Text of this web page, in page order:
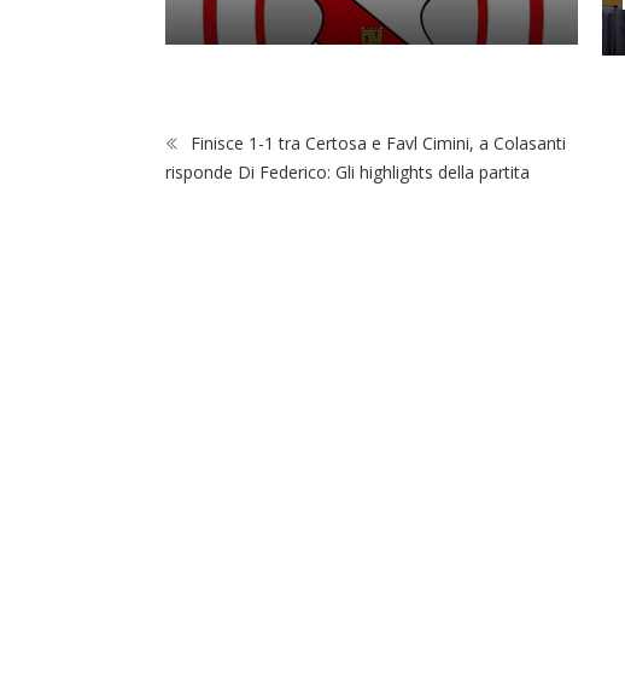
Finisce 1-1 tra Certosa e Favl Cimini, a Colasanti
risponde Di Federico: Gli highlights della partita